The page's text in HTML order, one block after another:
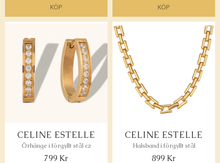
Lägg till i favoriter
KÖP KÖP
CELINE ESTELLE
Örhänge i förgyllt stål cz
799 Kr
CELINE ESTELLE
Halsband i förgyllt stål
899 Kr